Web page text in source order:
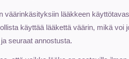
väärinkäsityksiin lääkkeen
käyttää lääkettä väärin, mikä voi
seuraat annostusta.